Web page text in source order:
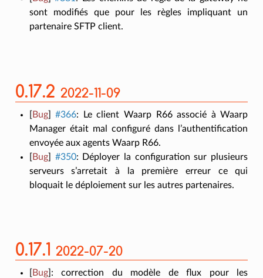
sont modifiés que pour les règles impliquant un
partenaire SFTP client.
0.17.2 2022-11-09
Bug] #366: Le client Waarp R66 associé à Waarp
Manager était mal configuré dans l’authentification
envoyée aux agents Waarp R66.
Bug] #350: Déployer la configuration sur plusieurs
serveurs s’arretait à la première erreur ce qui
bloquait le déploiement sur les autres partenaires.
0.17.1 2022-07-20
Bug] :
correction du modèle de flux pour les